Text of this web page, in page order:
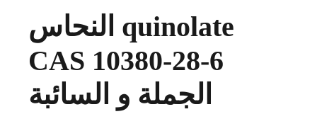
النحاس quinolate
CAS 10380-28-6
الجملة و السائبة